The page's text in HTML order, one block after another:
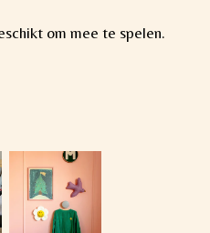
om mee te spelen.